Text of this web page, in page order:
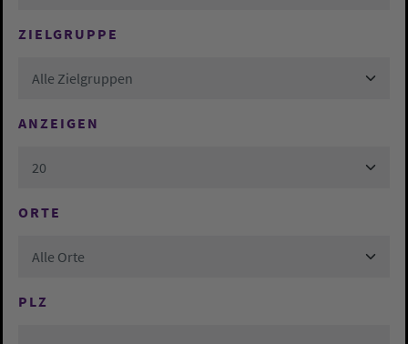
ZIELGRUPPE
Alle Zielgruppen
ANZEIGEN
20
ORTE
Alle Orte
PLZ